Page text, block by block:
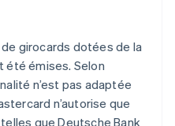
girocards dotées de la
été émises. Selon
n’est pas adaptée
n’autorise que
que Deutsche Bank